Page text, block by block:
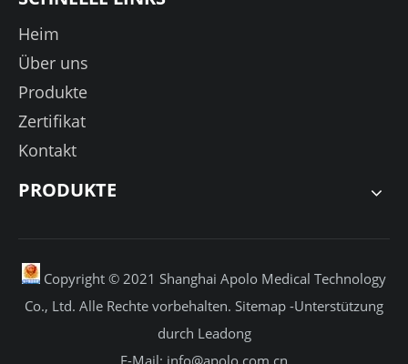
Heim
Über uns
Produkte
Zertifikat
Kontakt
PRODUKTE
Copyright © 2021 Shanghai Apolo Medical Technology
Co., Ltd. Alle Rechte vorbehalten. Sitemap -Unterstützung
durch Leadong
E-Mail: info@apolo.com.cn